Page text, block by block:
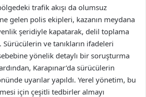
trafik akışı da olumsuz
gelen polis ekipleri, kazanın meydana
şeridiyle kapatarak, delil toplama
Sürücülerin ve tanıkların ifadeleri
yönelik detaylı bir soruşturma
Karapınar’da sürücülerin
uyarılar yapıldı. Yerel yönetim, bu
için çeşitli tedbirler almayı